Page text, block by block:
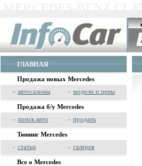
ГЛАВНАЯ
Продажа новых Mercedes
» автосалоны » модели и цены
Продажа б/у Mercedes
» поиск авто » продать
Тюнинг Mercedes
» статьи » галерея
Все о Mercedes